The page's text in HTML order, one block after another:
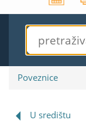
Poveznice
U središtu